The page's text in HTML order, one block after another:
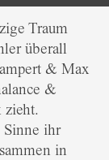
Traum
überall
& Max
&
zieht.
Sinne ihr
in